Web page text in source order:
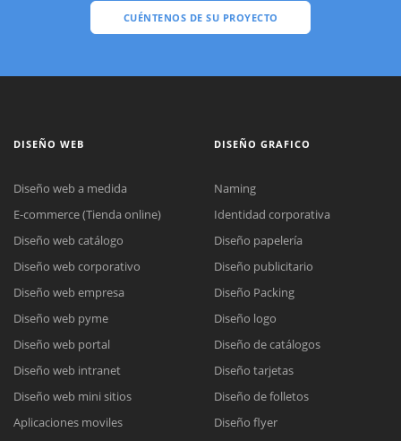
CUÉNTENOS DE SU PROYECTO
DISEÑO WEB
Diseño web a medida
E-commerce (Tienda online)
Diseño web catálogo
Diseño web corporativo
Diseño web empresa
Diseño web pyme
Diseño web portal
Diseño web intranet
Diseño web mini sitios
Aplicaciones moviles
DISEÑO GRAFICO
Naming
Identidad corporativa
Diseño papelería
Diseño publicitario
Diseño Packing
Diseño logo
Diseño de catálogos
Diseño tarjetas
Diseño de folletos
Diseño flyer